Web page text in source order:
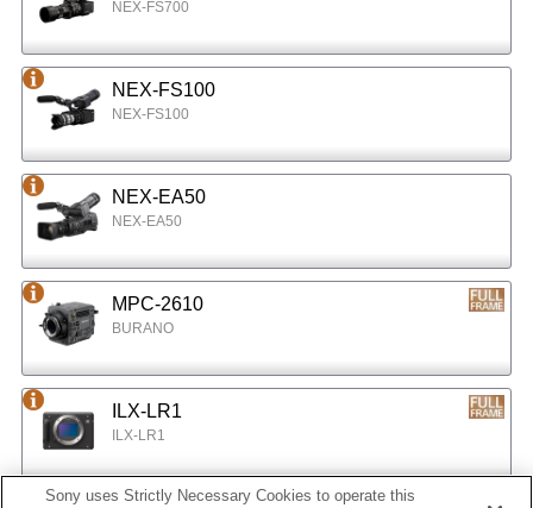
NEX-FS700
NEX-FS100
NEX-FS100
NEX-EA50
NEX-EA50
MPC-2610
BURANO
ILX-LR1
ILX-LR1
Sony uses Strictly Necessary Cookies to operate this